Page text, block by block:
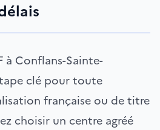
à Conflans-Sainte-
clé pour toute
française ou de titre
choisir un centre agréé